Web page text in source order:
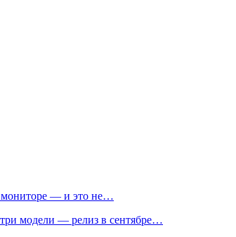
мониторе — и это не…
три модели — релиз в сентябре…